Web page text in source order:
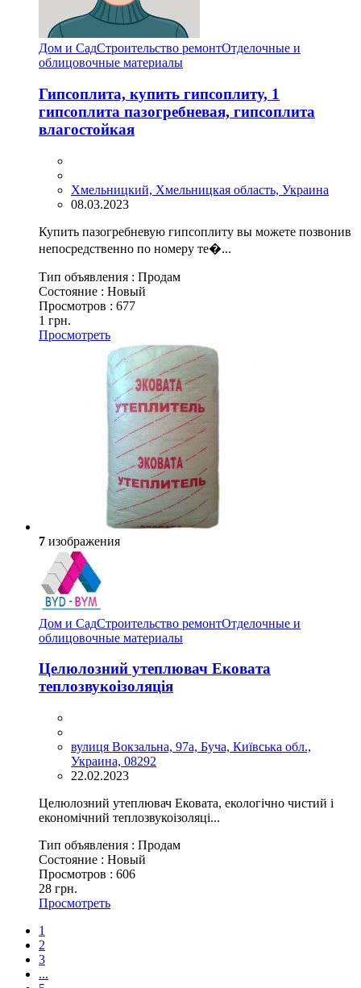
Дом и СадСтроительство ремонтОтделочные и
облицовочные материалы
Гипсоплита, купить гипсоплиту, 1
гипсоплита пазогребневая, гипсоплита
влагостойкая
Хмельницкий, Хмельницкая область, Украина
08.03.2023
Купить пазогребневую гипсоплиту вы можете позвонив
непосредственно по номеру те�...
Тип объявления : Продам
Состояние : Новый
Просмотров : 677
1 грн.
Просмотреть
7 изображения
Дом и СадСтроительство ремонтОтделочные и
облицовочные материалы
Целюлозний утеплювач Ековата
теплозвукоізоляція
вулиця Вокзальна, 97a, Буча, Київська обл.,
Украина, 08292
22.02.2023
Целюлозний утеплювач Ековата, екологічно чистий і
економічний теплозвукоізоляці...
Тип объявления : Продам
Состояние : Новый
Просмотров : 606
28 грн.
Просмотреть
1
2
3
...